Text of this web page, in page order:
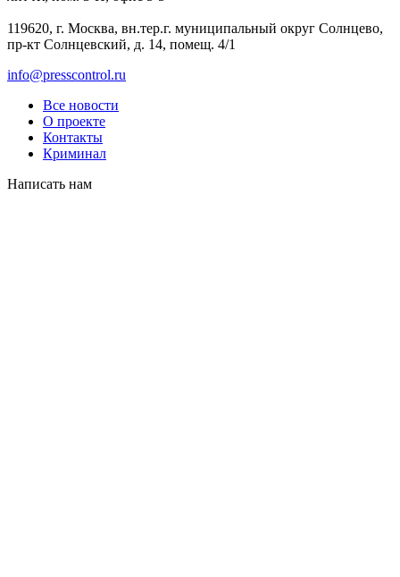
119620, г. Москва, вн.тер.г. муниципальный округ Солнцево,
пр-кт Солнцевский, д. 14, помещ. 4/1
info@presscontrol.ru
Все новости
О проекте
Контакты
Криминал
Написать нам